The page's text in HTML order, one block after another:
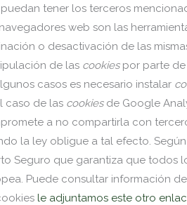
tener los terceros
web son las
o desactivación de las
de las cookiespor parte de
casos es necesario instalar
caso de las cookiesde Google
a no compartirla con
la ley obligue a tal efecto.
Seguro que garantiza que todos
Puede consultar información
le adjuntamos este otro